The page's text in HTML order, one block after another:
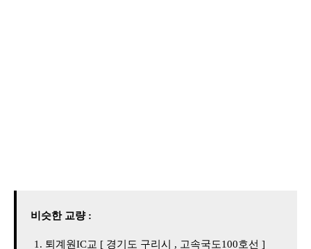
비슷한 교량 :
퇴계원IC교 [ 경기도 구리시 , 고속국도100호선 ]